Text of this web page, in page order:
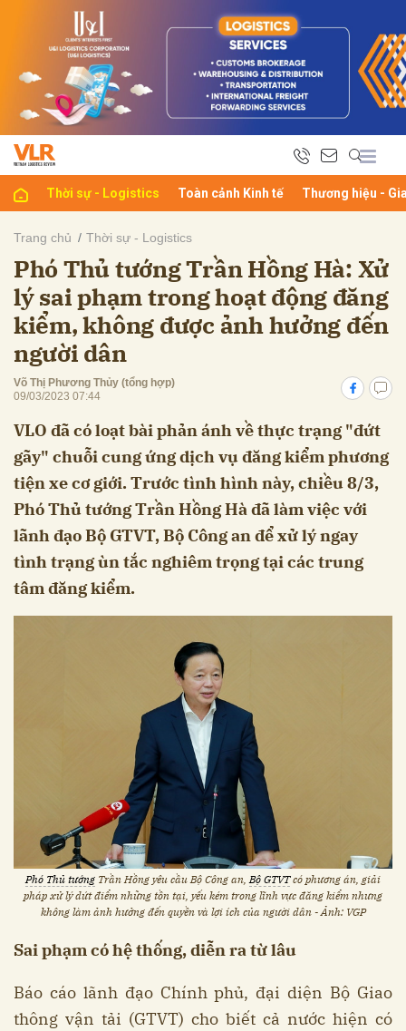
Thời sự - Logistics Toàn cảnh Kinh tế Thương hiệu -
Trang chủ Thời sự - Logistics
Phó Thủ tướng Trần Hồng Hà: Xử
lý sai phạm trong hoạt động đăng
kiểm, không được ảnh hưởng đến
người dân
Võ Thị Phương Thủy (tổng hợp)
09/03/2023 07:44
VLO đã có loạt bài phản ánh về thực trạng "đứt
gãy" chuỗi cung ứng dịch vụ đăng kiểm phương
tiện xe cơ giới. Trước tình hình này, chiều 8/3,
Phó Thủ tướng Trần Hồng Hà đã làm việc với
lãnh đạo Bộ GTVT, Bộ Công an để xử lý ngay
tình trạng ùn tắc nghiêm trọng tại các trung
tâm đăng kiểm.
Phó Thủ tướng Trần Hồng yêu cầu Bộ Công an,Bộ GTVTcó phương án, giải
pháp xử lý dứt điểm những tồn tại, yếu kém trong lĩnh vực đăng kiểm nhưng
không làm ảnh hưởng đến quyền và lợi ích của người dân - Ảnh: VGP
Sai phạm có hệ thống, diễn ra từ lâu
Báo cáo lãnh đạo Chính phủ, đại diện Bộ Giao
thông vận tải (GTVT) cho biết cả nước hiện có
luận
Hủy